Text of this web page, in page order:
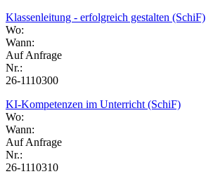
Klassenleitung - erfolgreich gestalten (SchiF)
Wo:
Wann:
Auf Anfrage
Nr.:
26-1110300
KI-Kompetenzen im Unterricht (SchiF)
Wo:
Wann:
Auf Anfrage
Nr.:
26-1110310